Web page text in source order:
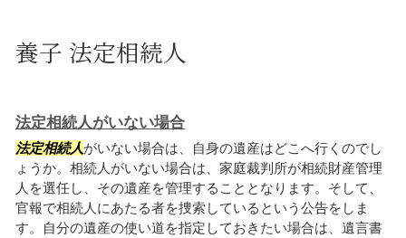
養子 法定相続人
法定相続人がいない場合
法定相続人がいない場合は、自身の遺産はどこへ行くのでし
ょうか。相続人がいない場合は、家庭裁判所が相続財産管理
人を選任し、その遺産を管理することとなります。そして、
官報で相続人にあたる者を捜索しているという公告をしま
す。自分の遺産の使い道を指定しておきたい場合は、遺言書